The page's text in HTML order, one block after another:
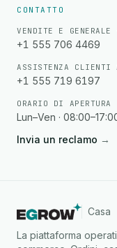
CONTATTO
VENDITE E GENERALE
+1 555 706 4469
ASSISTENZA CLIENTI
+1 555 719 6197
ORARIO DI APERTURA
Lun–Ven ·
Invia un reclamo →
Casa
La piattaforma